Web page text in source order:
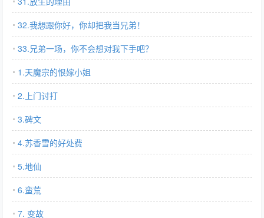
32.我想跟你好，你却把我当兄弟！
33.兄弟一场，你不会想对我下手吧？
1.天魔宗的恨嫁小姐
2.上门讨打
3.碑文
4.苏香雪的好处费
5.地仙
6.蛮荒
7. 变故